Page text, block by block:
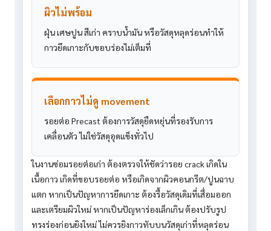
ผิวไม่พร้อม
ฝุ่น เศษปูน สีเก่า คราบน้ำมัน หรือวัสดุหลุดร่อนทำให้
กาวยึดเกาะกับขอบร่องไม่เต็มที่
เลือกกาวไม่ดู movement
รอยต่อ Precast ต้องการวัสดุยืดหยุ่นที่รองรับการ
เคลื่อนตัว ไม่ใช่วัสดุอุดแข็งทั่วไป
ในงานซ่อมรอยต่อเก่า ต้องตรวจให้ชัดว่ารอย crack เกิดใน
เนื้อกาว เกิดที่ขอบรอยต่อ หรือเกิดจากผิวคอนกรีต/ปูนฉาบ
แตก หากเป็นปัญหาการยึดเกาะ ต้องรื้อวัสดุเดิมที่เสื่อมออก
และเตรียมผิวใหม่ หากเป็นปัญหาร่องเล็กเกิน ต้องปรับรูป
ทรงร่องก่อนยิงใหม่ ไม่ควรยิงกาวทับบนวัสดุเก่าที่หลุดร่อน